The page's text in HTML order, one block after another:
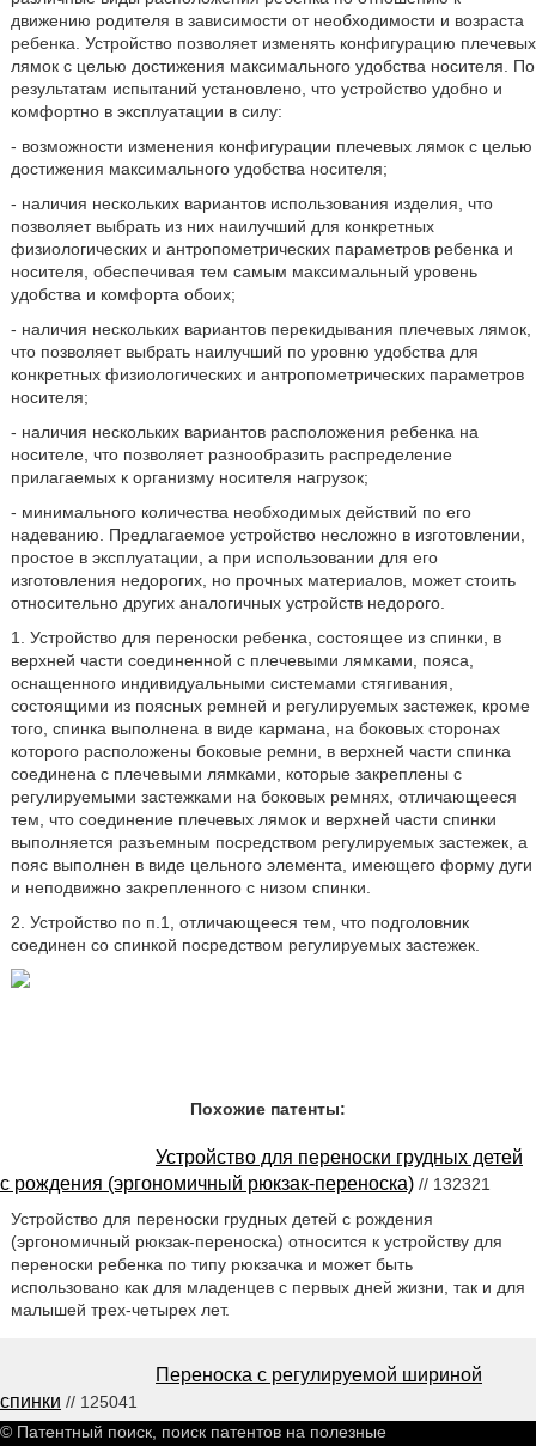
движению родителя в зависимости от необходимости и возраста
ребенка. Устройство позволяет изменять конфигурацию плечевых
лямок с целью достижения максимального удобства носителя. По
результатам испытаний установлено, что устройство удобно и
комфортно в эксплуатации в силу:
- возможности изменения конфигурации плечевых лямок с целью
достижения максимального удобства носителя;
- наличия нескольких вариантов использования изделия, что
позволяет выбрать из них наилучший для конкретных
физиологических и антропометрических параметров ребенка и
носителя, обеспечивая тем самым максимальный уровень
удобства и комфорта обоих;
- наличия нескольких вариантов перекидывания плечевых лямок,
что позволяет выбрать наилучший по уровню удобства для
конкретных физиологических и антропометрических параметров
носителя;
- наличия нескольких вариантов расположения ребенка на
носителе, что позволяет разнообразить распределение
прилагаемых к организму носителя нагрузок;
- минимального количества необходимых действий по его
надеванию. Предлагаемое устройство несложно в изготовлении,
простое в эксплуатации, а при использовании для его
изготовления недорогих, но прочных материалов, может стоить
относительно других аналогичных устройств недорого.
1. Устройство для переноски ребенка, состоящее из спинки, в
верхней части соединенной с плечевыми лямками, пояса,
оснащенного индивидуальными системами стягивания,
состоящими из поясных ремней и регулируемых застежек, кроме
того, спинка выполнена в виде кармана, на боковых сторонах
которого расположены боковые ремни, в верхней части спинка
соединена с плечевыми лямками, которые закреплены с
регулируемыми застежками на боковых ремнях, отличающееся
тем, что соединение плечевых лямок и верхней части спинки
выполняется разъемным посредством регулируемых застежек, а
пояс выполнен в виде цельного элемента, имеющего форму дуги
и неподвижно закрепленного с низом спинки.
2. Устройство по п.1, отличающееся тем, что подголовник
соединен со спинкой посредством регулируемых застежек.
Похожие патенты:
Устройство для переноски грудных детей
с рождения (эргономичный рюкзак-переноска) // 132321
Устройство для переноски грудных детей с рождения
(эргономичный рюкзак-переноска) относится к устройству для
переноски ребенка по типу рюкзачка и может быть
использовано как для младенцев с первых дней жизни, так и для
малышей трех-четырех лет.
Переноска с регулируемой шириной
спинки // 125041
© Патентный поиск, поиск патентов на полезные